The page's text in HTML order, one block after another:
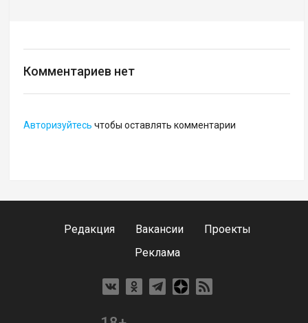
Комментариев нет
Авторизуйтесь чтобы оставлять комментарии
Редакция Вакансии
Проекты
Реклама